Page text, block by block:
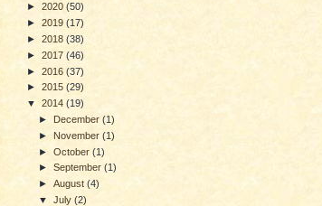
► 2020 (50)
► 2019 (17)
► 2018 (38)
► 2017 (46)
► 2016 (37)
► 2015 (29)
▼ 2014 (19)
►December(1)
►November(1)
►October(1)
►September(1)
►August(4)
▼July(2)